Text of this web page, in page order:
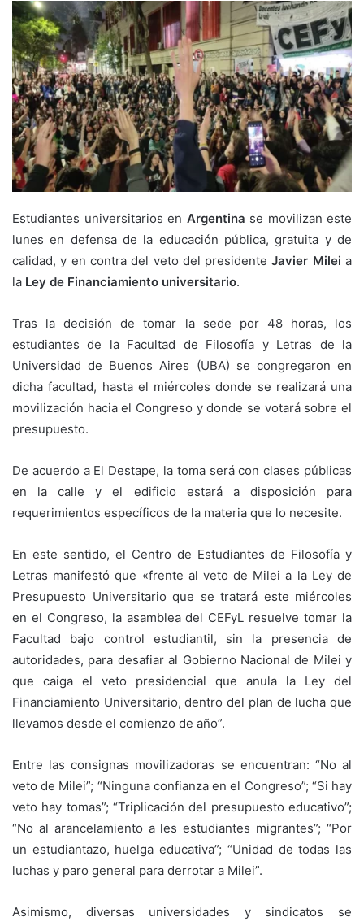
Estudiantes universitarios en Argentina se movilizan este
lunes en defensa de la educación pública, gratuita y de
calidad, y en contra del veto del presidenteJavier Milei a
la Ley de Financiamiento universitario.
Tras la decisión de tomar la sede por 48 horas, los
estudiantes de la Facultad de Filosofía y Letras de la
Universidad de Buenos Aires (UBA) se congregaron en
dicha facultad, hasta el miércoles donde se realizará una
movilización hacia el Congreso y donde se votará sobre el
presupuesto.
De acuerdo a El Destape, la toma será con clases públicas
en la calle y el edificio estará a disposición para
requerimientos específicos de la materia que lo necesite.
En este sentido, el Centro de Estudiantes de Filosofía y
Letras manifestó que «frente al veto de Milei a la Ley de
Presupuesto Universitario que se tratará este miércoles
en el Congreso, la asamblea del CEFyL resuelve tomar la
Facultad bajo control estudiantil, sin la presencia de
autoridades, para desafiar al Gobierno Nacional de Milei y
que caiga el veto presidencial que anula la Ley del
Financiamiento Universitario, dentro del plan de lucha que
llevamos desde el comienzo de año”.
Entre las consignas movilizadoras se encuentran: “No al
veto de Milei”; “Ninguna confianza en el Congreso”; “Si hay
veto hay tomas”; “Triplicación del presupuesto educativo”;
“No al arancelamiento a les estudiantes migrantes”; “Por
un estudiantazo, huelga educativa”; “Unidad de todas las
luchas y paro general para derrotar a Milei”.
Asimismo, diversas universidades y sindicatos se